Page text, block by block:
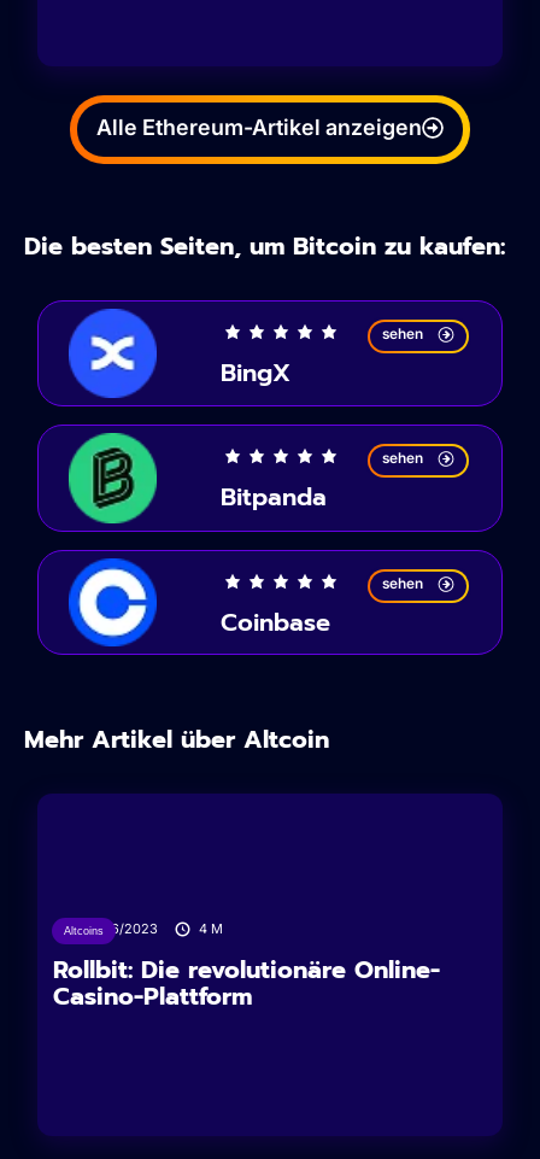
Alle Ethereum-Artikel anzeigen
Die besten Seiten, um Bitcoin zu kaufen:
BingX
sehen
Bitpanda
sehen
Coinbase
sehen
Mehr Artikel über Altcoin
Altcoins
04/06/2023 4 M
Rollbit: Die revolutionäre Online-
Casino-Plattform